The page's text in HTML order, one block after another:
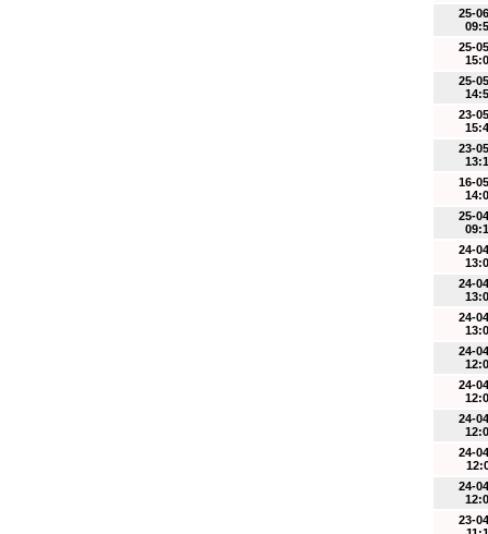
25-
25-
25-
23-
23-
16-
25-
24-
24-
24-
24-
24-
24-
24-
24-
23-